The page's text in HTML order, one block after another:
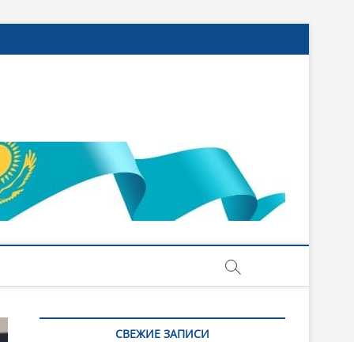
СВЕЖИЕ ЗАПИСИ